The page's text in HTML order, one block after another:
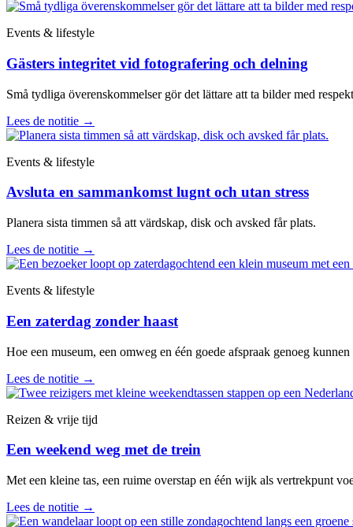
Events & lifestyle
Gästers integritet vid fotografering och delning
Små tydliga överenskommelser gör det lättare att ta bilder med
Lees de notitie →
Events & lifestyle
Avsluta en sammankomst lugnt och utan stress
Planera sista timmen så att värdskap, disk och avsked får plats.
Lees de notitie →
Events & lifestyle
Een zaterdag zonder haast
Hoe een museum, een omweg en één goede afspraak genoeg
Lees de notitie →
Reizen & vrije tijd
Een weekend weg met de trein
Met een kleine tas, een ruime overstap en één wijk als vertrekpunt
Lees de notitie →